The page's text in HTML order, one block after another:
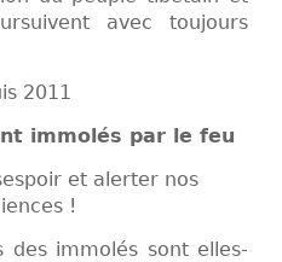
avec toujours
2011
immolés par le feu
et alerter nos
!
des immolés sont elles-